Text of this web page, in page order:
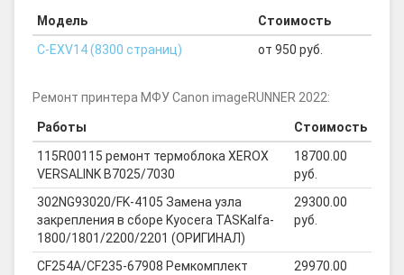
Модель
Стоимость
C-EXV14 (8300 страниц)
от 950 руб.
Ремонт принтера МФУ Canon imageRUNNER 2022:
Работы
Стоимость
115R00115 ремонт термоблока XEROX
VERSALINK B7025/7030
18700.00
руб.
302NG93020/FK-4105 Замена узла
закрепления в сборе Kyocera TASKalfa-
1800/1801/2200/2201 (ОРИГИНАЛ)
29300.00
руб.
CF254A/CF235-67908 Ремкомплект
29970.00